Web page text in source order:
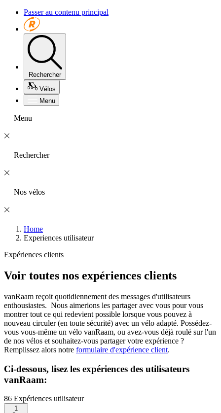
Passer au contenu principal
Rechercher
Vélos
Menu
Menu
Rechercher
Nos vélos
Home
Experiences utilisateur
Expériences clients
Voir toutes nos expériences clients
vanRaam reçoit quotidiennement des messages d'utilisateurs
enthousiastes. Nous aimerions les partager avec vous pour vous
montrer tout ce qui redevient possible lorsque vous pouvez à
nouveau circuler (en toute sécurité) avec un vélo adapté. Possédez-
vous vous-même un vélo vanRaam, ou avez-vous déjà roulé sur l'un
de nos vélos et souhaitez-vous partager votre expérience ?
Remplissez alors notre formulaire d'expérience client.
Ci-dessous, lisez les expériences des utilisateurs
vanRaam:
86 Expériences utilisateur
1